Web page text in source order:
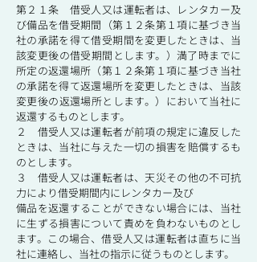
第２１条 借受人又は運転者は、レンタカー及
び備品を借受期間（第１２条第１項に基づき当
社の承諾を得て借受期間を変更したときは、当
該変更後の借受期間とします。）満了時までに
所定の返還場所（第１２条第１項に基づき当社
の承諾を得て返還場所を変更したときは、当該
変更後の返還場所とします。）において当社に
返還するものとします。
２ 借受人又は運転者が前項の規定に違反した
ときは、当社に与えた一切の損害を賠償するも
のとします。
３ 借受人又は運転者は、天災その他の不可抗
力により借受期間内にレンタカー及び
備品を返還することができない場合には、当社
に生ずる損害について責めを負わないものとし
ます。この場合、借受人又は運転者は直ちに当
社に連絡し、当社の指示に従うものとします。